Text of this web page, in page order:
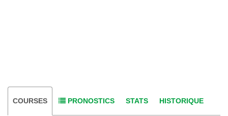
COURSES PRONOSTICS STATS HISTORIQUE